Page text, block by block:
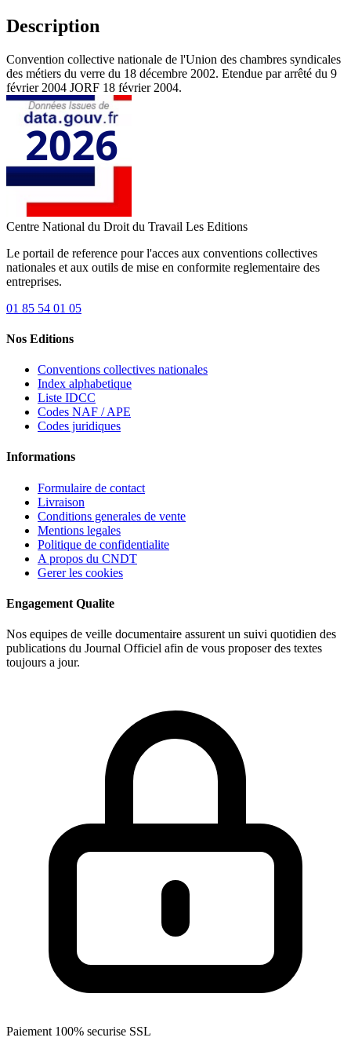
Description
Convention collective nationale de l'Union des chambres syndicales
des métiers du verre du 18 décembre 2002. Etendue par arrêté du 9
février 2004 JORF 18 février 2004.
Centre National du Droit du Travail Les Editions
Le portail de reference pour l'acces aux conventions collectives
nationales et aux outils de mise en conformite reglementaire des
entreprises.
01 85 54 01 05
Nos Editions
Conventions collectives nationales
Index alphabetique
Liste IDCC
Codes NAF / APE
Codes juridiques
Informations
Formulaire de contact
Livraison
Conditions generales de vente
Mentions legales
Politique de confidentialite
A propos du CNDT
Gerer les cookies
Engagement Qualite
Nos equipes de veille documentaire assurent un suivi quotidien des
publications du Journal Officiel afin de vous proposer des textes
toujours a jour.
Paiement 100% securise SSL